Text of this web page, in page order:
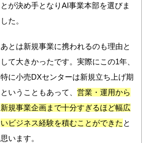
とが決め手となりAI事業本部を選びま
した。
あとは新規事業に携われるのも理由と
して大きかったです。実際にこの1年、
特に小売DXセンターは新規立ち上げ期
ということもあって、 営業・運用から
新規事業企画まで十分すぎるほど幅広
いビジネス経験を積むことができた と
思います。